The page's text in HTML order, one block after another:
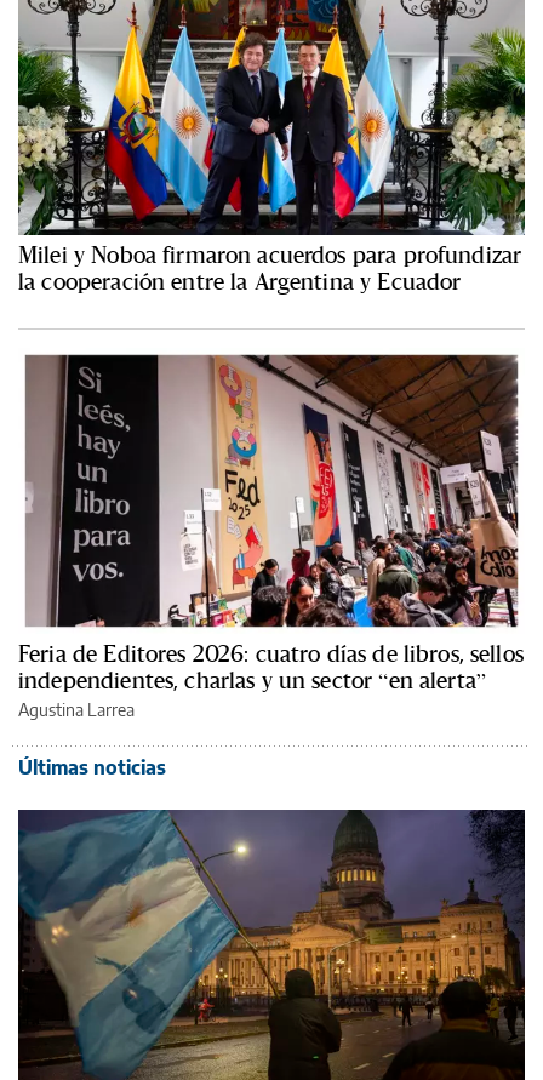
Milei y Noboa firmaron acuerdos para profundizar
la cooperación entre la Argentina y Ecuador
Feria de Editores 2026: cuatro días de libros, sellos
independientes, charlas y un sector “en alerta”
Agustina Larrea
Últimas noticias